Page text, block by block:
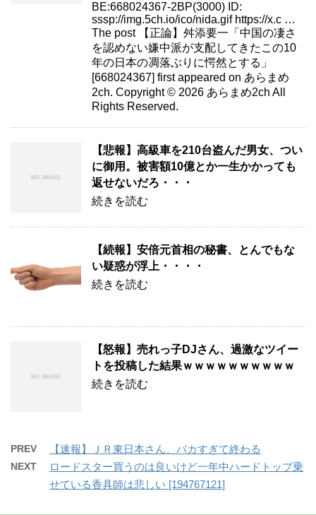
BE:668024367-2BP(3000) ID:
sssp://img.5ch.io/ico/nida.gif https://x.c …
The post 【正論】舛添要一「中国の凄さ
を認めない嫌中派が支配してきたこの10
年の日本の凋落ぶりに愕然とする」
[668024367] first appeared on あらまめ
2ch. Copyright © 2026 あらまめ2ch All
Rights Reserved.
【悲報】高級車を210台盗んだ男女、つい
に御用。被害額10億とか一生かかっても
返せないだろ・・・
続きを読む
【続報】安倍元首相の秘書、とんでもな
い疑惑が浮上・・・・
続きを読む
【怒報】売れっ子DJさん、過激なツイー
トを投稿した結果ｗｗｗｗｗｗｗｗｗｗ
続きを読む
PREV 【速報】ＪＲ東日本さん、バカすぎて終わる
NEXT
ロードスター買うのは良いけど一年中ハードトップ乗
せている香具師は悲しい [194767121]